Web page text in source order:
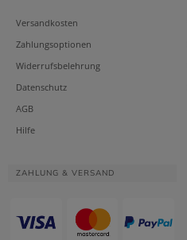
Versandkosten
Zahlungsoptionen
Widerrufsbelehrung
Datenschutz
AGB
Hilfe
ZAHLUNG & VERSAND